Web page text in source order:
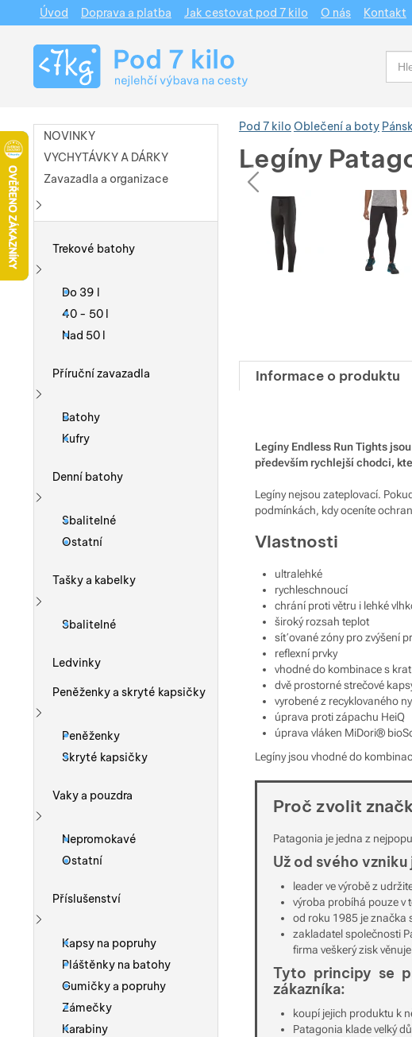
Pod 7 kilo Oblečení a boty
Legíny
Fotografie
Fotografie
Informace o produktu
Legíny Endless Run Tights
především rychlejší chodci,
Legíny nejsou zateplovací.
podmínkách, kdy oceníte
Vlastnosti
ultralehké
rychleschnoucí
chrání proti větru i lehké
široký rozsah teplot
síťované zóny pro zvýšení
reflexní prvky
vhodné do kombinace s
dvě prostorné strečové
vyrobené z recyklovaného
úprava proti zápachu HeiQ
úprava vláken MiDori®
Legíny jsou vhodné do
Proč zvolit
Patagonia je jedna z
Už od svého
leader ve výrobě z
výroba probíhá pouze v
od roku 1985 je značka
zakladatel společnosti
firma veškerý zisk
Tyto principy se
zákazníka:
koupí jejich produktu k
Patagonia klade velký
NOVINKY
VYCHYTÁVKY A DÁRKY
Zavazadla a organizace
Trekové batohy
Zobrazit více
Do 39 l
40 - 50 l
Nad 50 l
Příruční zavazadla
Zobrazit více
Batohy
Kufry
Denní batohy
Zobrazit více
Sbalitelné
Ostatní
Tašky a kabelky
Zobrazit více
Sbalitelné
Ledvinky
Peněženky a skryté kapsičky
Zobrazit více
Peněženky
Skryté kapsičky
Vaky a pouzdra
Zobrazit více
Nepromokavé
Ostatní
Příslušenství
Kapsy na popruhy
Pláštěnky na batohy
Gumičky a popruhy
Zámečky
Karabiny
Navigace
Úvod Doprava a platba Jak cestovat pod 7 kilo O nás Kontakt